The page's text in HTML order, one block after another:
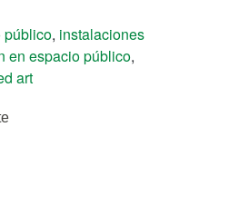
público, instalaciones
en espacio público,
art